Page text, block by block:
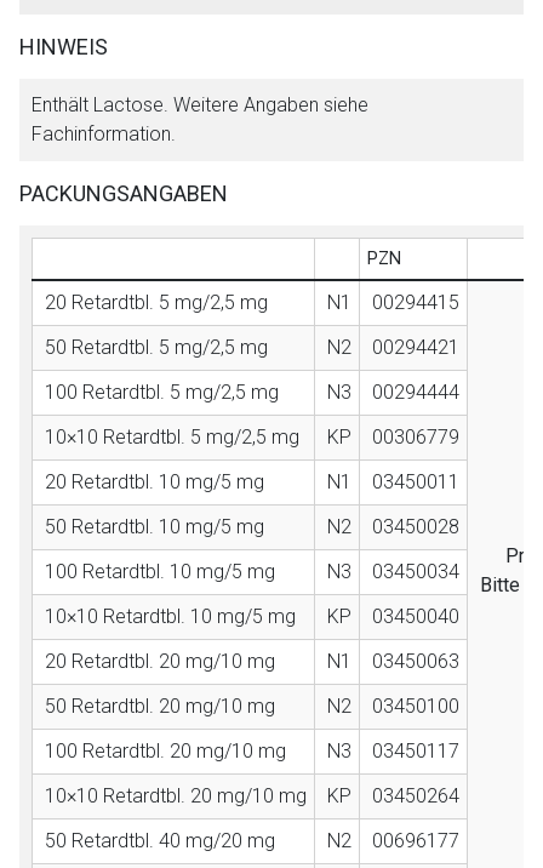
TARGIN® 60 mg/30 mg, 80 mg/40 mg
HINWEIS
Enthält Lactose. Weitere Angaben siehe
Fachinformation.
PACKUNGSANGABEN
PZN
20 Retardtbl. 5 mg/2,5 mg N1 00294415
Bitte
50 Retardtbl. 5 mg/2,5 mg N2
00294421
100 Retardtbl. 5 mg/2,5 mg
N3
00294444
10×10 Retardtbl. 5 mg/2,5 mg
KP
00306779
20 Retardtbl. 10 mg/5 mg
N1
03450011
50 Retardtbl. 10 mg/5 mg
N2
03450028
100 Retardtbl. 10 mg/5 mg
N3
03450034
10×10 Retardtbl. 10 mg/5 mg
KP
03450040
20 Retardtbl. 20 mg/10 mg
N1
03450063
50 Retardtbl. 20 mg/10 mg
N2
03450100
100 Retardtbl. 20 mg/10 mg
N3
03450117
10×10 Retardtbl. 20 mg/10 mg
KP
03450264
50 Retardtbl. 40 mg/20 mg
N2 00696177